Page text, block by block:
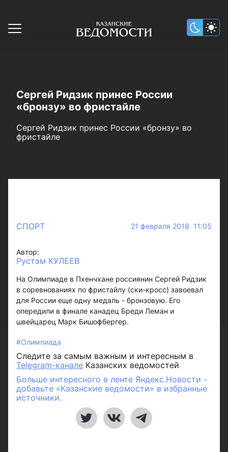
Сергей Ридзик принес России
«бронзу» во фристайле
Сергей Ридзик принес России «бронзу» во
фристайле
СПОРТ 21 февраля 2018 11:05
Автор:
Рустэм КУЛЕЕВ
На Олимпиаде в Пхенчхане россиянин Сергей Ридзик
в соревнованиях по фристайлу (ски-кросс) завоевал
для России еще одну медаль - бронзовую. Его
опередили в финале канадец Бреди Леман и
швейцарец Марк Бишофбергер.
#Олимпиада
Следите за самым важным и интересным в
Telegram-канале Казанских ведомостей
Больше интересного в ленте Яндекс.Новости -
добавьте «Казанские ведомости» в избранные
источники.